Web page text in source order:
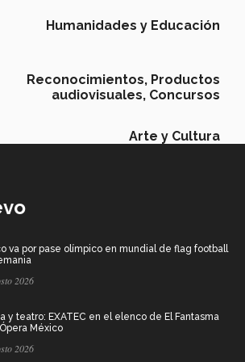
Humanidades y Educación
Reconocimientos, Productos
audiovisuales, Concursos
Arte y Cultura
va por pase olímpico en mundial de flag football
2026
y teatro: EXATEC en el elenco de El Fantasma
México
2026